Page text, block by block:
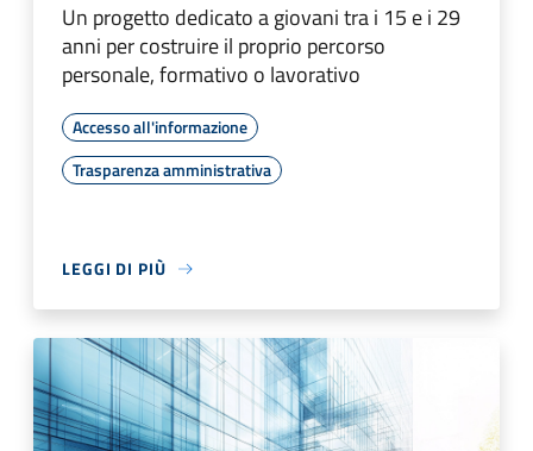
Un progetto dedicato a giovani tra i 15 e i 29
anni per costruire il proprio percorso
personale, formativo o lavorativo
Accesso all'informazione
Trasparenza amministrativa
LEGGI DI PIÙ